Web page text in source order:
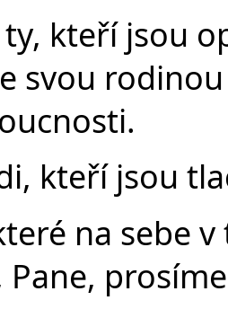
ty, kteří jsou
svou
kteří jsou
na sebe
Pane,